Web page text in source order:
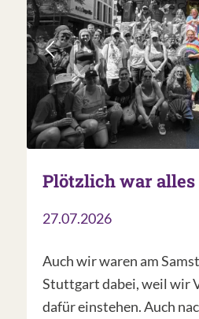
Plötzlich war
27.07.2026
Auch wir waren am
Stuttgart dabei, weil wir
dafür einstehen. Auch